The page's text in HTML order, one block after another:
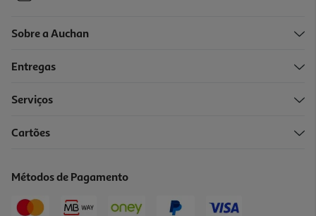
Sobre a Auchan
Entregas
Serviços
Cartões
Métodos de Pagamento